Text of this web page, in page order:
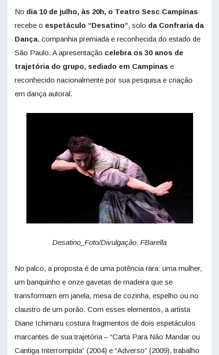
No dia 10 de julho, às 20h, o Teatro Sesc Campinas
recebe o espetáculo “Desatino”, solo da Confraria da
Dança, companhia premiada e reconhecida do estado de
São Paulo. A apresentação celebra os 30 anos de
trajetória do grupo, sediado em Campinas e
reconhecido nacionalmente por sua pesquisa e criação
em dança autoral.
Desatino_Foto/Divulgação: FBarella
No palco, a proposta é de uma potência rara: uma mulher,
um banquinho e onze gavetas de madeira que se
transformam em janela, mesa de cozinha, espelho ou no
claustro de um porão. Com esses elementos, a artista
Diane Ichimaru costura fragmentos de dois espetáculos
marcantes de sua trajetória – “Carta Para Não Mandar ou
Cantiga Interrompida” (2004) e “Adverso” (2009), trabalho